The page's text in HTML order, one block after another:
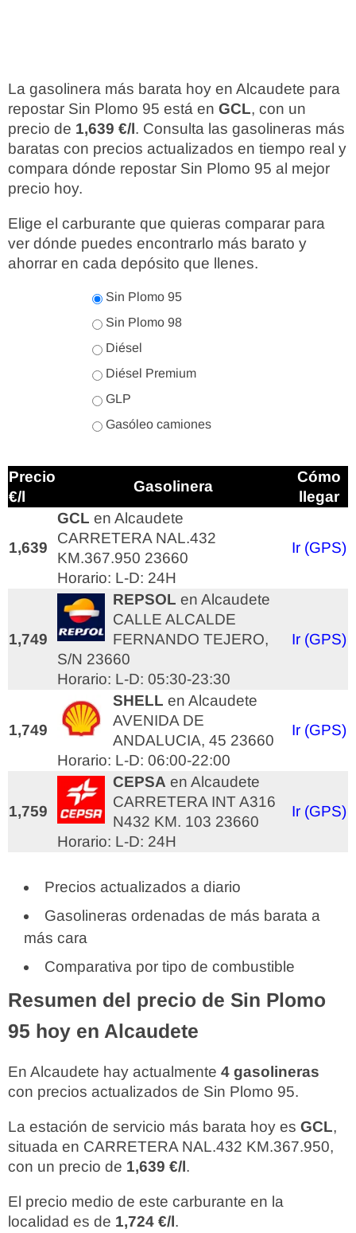
La gasolinera más barata hoy en Alcaudete para
repostar Sin Plomo 95 está en GCL, con un
precio de 1,639 €/l. Consulta las gasolineras más
baratas con precios actualizados en tiempo real y
compara dónde repostar Sin Plomo 95 al mejor
precio hoy.
Elige el carburante que quieras comparar para
ver dónde puedes encontrarlo más barato y
ahorrar en cada depósito que llenes.
Sin Plomo 95
Sin Plomo 98
Diésel
Diésel Premium
GLP
Gasóleo camiones
Precio
€/l
Gasolinera
Cómo
llegar
1,639
GCL en Alcaudete
CARRETERA NAL.432
KM.367.950 23660
Horario: L-D: 24H
Ir (GPS)
1,749
REPSOL en Alcaudete
CALLE ALCALDE
FERNANDO TEJERO,
S/N 23660
Horario: L-D: 05:30-23:30
Ir (GPS)
1,749
SHELL en Alcaudete
AVENIDA DE
ANDALUCIA, 45 23660
Horario: L-D: 06:00-22:00
Ir (GPS)
1,759
CEPSA en Alcaudete
CARRETERA INT A316
N432 KM. 103 23660
Horario: L-D: 24H
Ir (GPS)
Precios actualizados a diario
Gasolineras ordenadas de más barata a
más cara
Comparativa por tipo de combustible
Resumen del precio de Sin Plomo
95 hoy en Alcaudete
En Alcaudete hay actualmente 4 gasolineras
con precios actualizados de Sin Plomo 95.
La estación de servicio más barata hoy es GCL,
situada en CARRETERA NAL.432 KM.367.950,
con un precio de 1,639 €/l.
El precio medio de este carburante en la
localidad es de 1,724 €/l.